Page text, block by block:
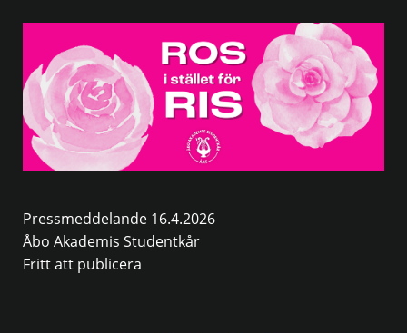
Pressmeddelande 16.4.2026
Åbo Akademis Studentkår
Fritt att publicera